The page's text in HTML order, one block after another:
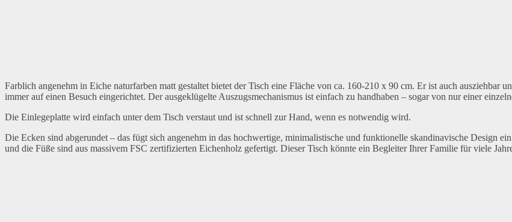
Farblich angenehm in Eiche naturfarben matt gestaltet bietet der Tisch eine Fläche von ca. 160-210 x 90 cm. Er ist auch ausziehbar
immer auf einen Besuch eingerichtet. Der ausgeklügelte Auszugsmechanismus ist einfach zu handhaben – sogar von nur einer
Die Einlegeplatte wird einfach unter dem Tisch verstaut und ist schnell zur Hand, wenn es notwendig wird.
Die Ecken sind abgerundet – das fügt sich angenehm in das hochwertige, minimalistische und funktionelle skandinavische Design
und die Füße sind aus massivem FSC zertifizierten Eichenholz gefertigt. Dieser Tisch könnte ein Begleiter Ihrer Familie für viele